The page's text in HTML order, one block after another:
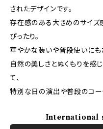
されたデザインです。
存在感のある大きめのサイズ
ぴったり。
華やかな装いや普段使いにも
自然の美しさとぬくもりを感
て、
特別な日の演出や普段のコー
International